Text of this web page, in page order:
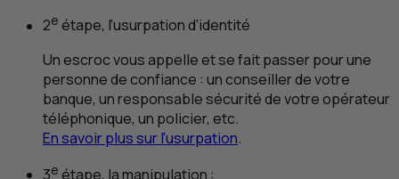
2e étape, l’usurpation d’identité
Un escroc vous appelle et se fait passer pour une
personne de confiance : un conseiller de votre
banque, un responsable sécurité de votre opérateur
téléphonique, un policier, etc.
En savoir plus sur l'usurpation.
3e étape, la manipulation :